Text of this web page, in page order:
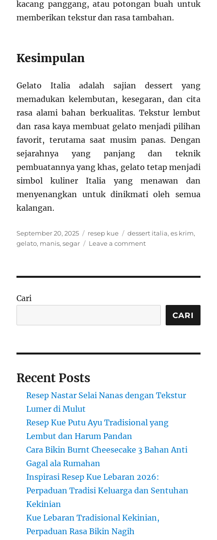
kacang panggang, atau potongan buah untuk
memberikan tekstur dan rasa tambahan.
Kesimpulan
Gelato Italia adalah sajian dessert yang
memadukan kelembutan, kesegaran, dan cita
rasa alami bahan berkualitas. Tekstur lembut
dan rasa kaya membuat gelato menjadi pilihan
favorit, terutama saat musim panas. Dengan
sejarahnya yang panjang dan teknik
pembuatannya yang khas, gelato tetap menjadi
simbol kuliner Italia yang menawan dan
menyenangkan untuk dinikmati oleh semua
kalangan.
Posted
on
September 20, 2025 Categories
resep kue Tags
dessert italia,es krim,
gelato, manis,segar Leave a commenton
Segar
Musim
Cari
CARI
Recent Posts
Resep Nastar Selai Nanas dengan Tekstur
Lumer di Mulut
Resep Kue Putu Ayu Tradisional yang
Lembut dan Harum Pandan
Cara Bikin Burnt Cheesecake 3 Bahan Anti
Gagal ala Rumahan
Inspirasi Resep Kue Lebaran 2026:
Perpaduan Tradisi Keluarga dan Sentuhan
Kekinian
Kue Lebaran Tradisional Kekinian,
Perpaduan Rasa Bikin Nagih